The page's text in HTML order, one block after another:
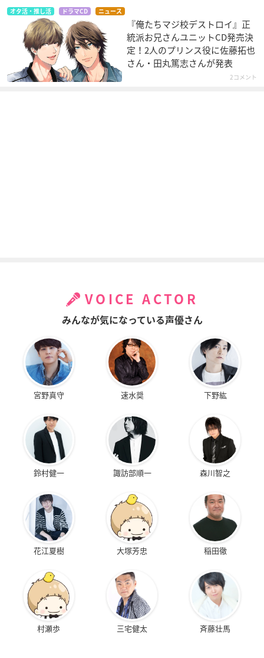
オタ活・推し活 ドラマCD ニュース
『俺たちマジ校デストロイ』正
統派お兄さんユニットCD発売決
定！2人のプリンス役に佐藤拓也
さん・田丸篤志さんが発表
2コメント
VOICE ACTOR
みんなが気になっている声優さん
宮野真守 速水奨 下野紘
鈴村健一 諏訪部順一 森川智之
花江夏樹 大塚芳忠 稲田徹
村瀬歩 三宅健太 斉藤壮馬